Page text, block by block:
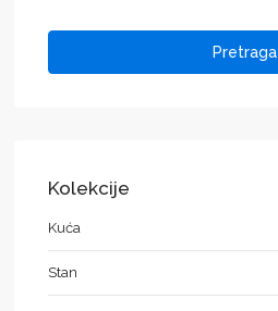
Pretraga
Kolekcije
Kuća
Stan